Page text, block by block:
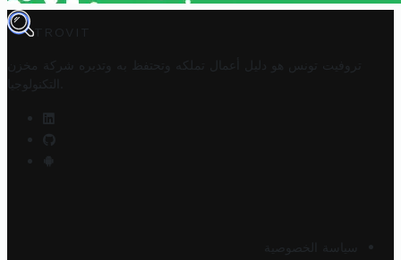
TROVIT
تروفيت تونس هو دليل أعمال تملكه وتحتفظ به وتديره
شركة مخزن
التكنولوجيا
سياسة الخصوصية